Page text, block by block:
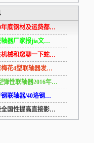
年底钢材及运费都…
轴器厂家报jia文…
机械和您聊一下蛇…
梅花4型联轴器发…
弹性联轴器2016年…
钢联轴器/40珞钢…
全国性提高直接影…